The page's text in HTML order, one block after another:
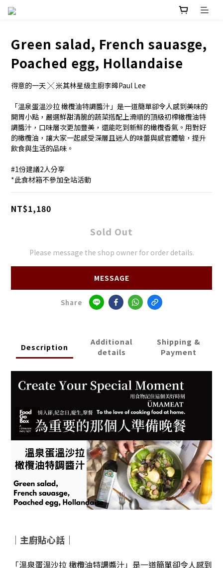
Green salad, French sauasge,
Poached egg, Hollandaise
得意的一天 ╳ 米其林星級主廚李皞Paul Lee
「溫泉蛋溫沙拉 橄欖油特調醬汁」是一道簡單卻令人感到美味的
開胃小點，嚴選鮮甜清脆的蔬菜搭配上滑順的頂級初榨橄欖油特
調醬汁，口味層次更加豐美，還能吃到新鮮的橄欖香氣。用對好
的橄欖油，讓大家一起感受深層且迷人的味蕾與感官體驗，提升
飲食與生活的品味。
#1份建議2人分享
*此食材箱不參加全站活動
NT$1,180
Sold Out
Please message the shop owner for order details.
MESSAGE
Share
Description
Additional
details
Shipping &
Payment
｜主廚貼心話 ｜
「溫泉蛋溫沙拉 橄欖油特調醬汁」是一道簡單卻令人感到